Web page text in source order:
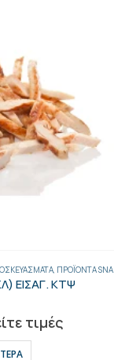
ΠΡΟΪΌΝΤΑ SNACK BAR
ΕΙΣΑΓ. ΚΤΨ
τιμές